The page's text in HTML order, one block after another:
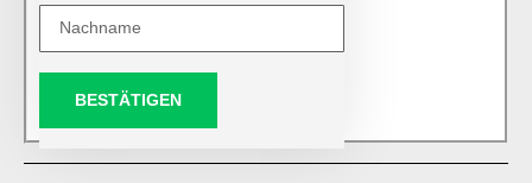
BESTÄTIGEN